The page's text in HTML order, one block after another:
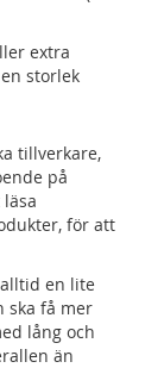
extra
storlek
tillverkare,
på
för att
en lite
ska få mer
lång och
än